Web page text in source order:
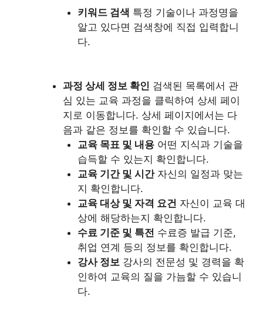
키워드 검색 특정 기술이나 과정명을
알고 있다면 검색창에 직접 입력합니
다.
과정 상세 정보 확인 검색된 목록에서 관
심 있는 교육 과정을 클릭하여 상세 페이
지로 이동합니다. 상세 페이지에서는 다
음과 같은 정보를 확인할 수 있습니다.
교육 목표 및 내용 어떤 지식과 기술을
습득할 수 있는지 확인합니다.
교육 기간 및 시간자신의 일정과 맞는
지 확인합니다.
교육 대상 및 자격 요건 자신이 교육 대
상에 해당하는지 확인합니다.
수료 기준 및 특전 수료증 발급 기준,
취업 연계 등의 정보를 확인합니다.
강사 정보 강사의 전문성 및 경력을 확
인하여 교육의 질을 가늠할 수 있습니
다.